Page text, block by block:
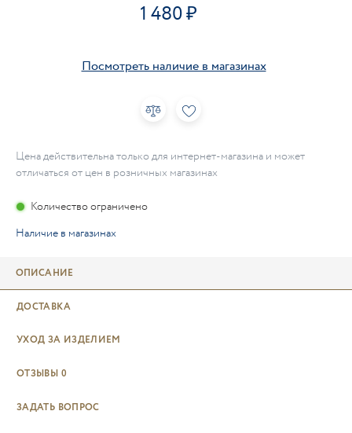
1 480
Посмотреть наличие в магазинах
Цена действительна только для интернет-магазина и может
отличаться от цен в розничных магазинах
Количество ограничено
Наличие в магазинах
ОПИСАНИЕ
ДОСТАВКА
УХОД ЗА ИЗДЕЛИЕМ
ОТЗЫВЫ 0
ЗАДАТЬ ВОПРОС